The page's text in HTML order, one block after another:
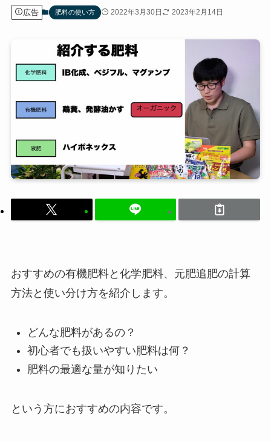
広告 肥料の使い方 2022年3月30日 2023年2月14日
おすすめの有機肥料と化学肥料、元肥追肥の計算
方法と使い分け方を紹介します。
どんな肥料があるの？
初心者でも扱いやすい肥料は何？
肥料の最適な量が知りたい
という方におすすめの内容です。